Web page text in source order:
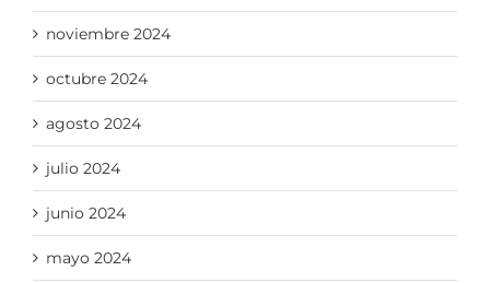
noviembre 2024
octubre 2024
agosto 2024
julio 2024
junio 2024
mayo 2024